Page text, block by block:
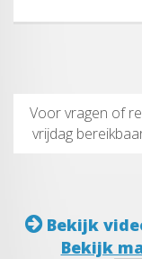
Voor vragen of
vrijdag
Bekijk
Bekijk